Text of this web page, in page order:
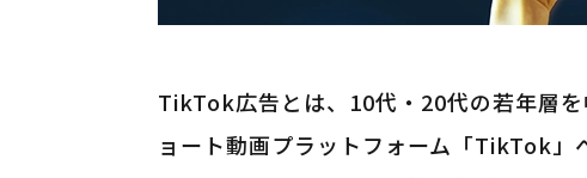
TikTok広告とは、10代・20代の若年層
ョート動画プラットフォーム「TikTok